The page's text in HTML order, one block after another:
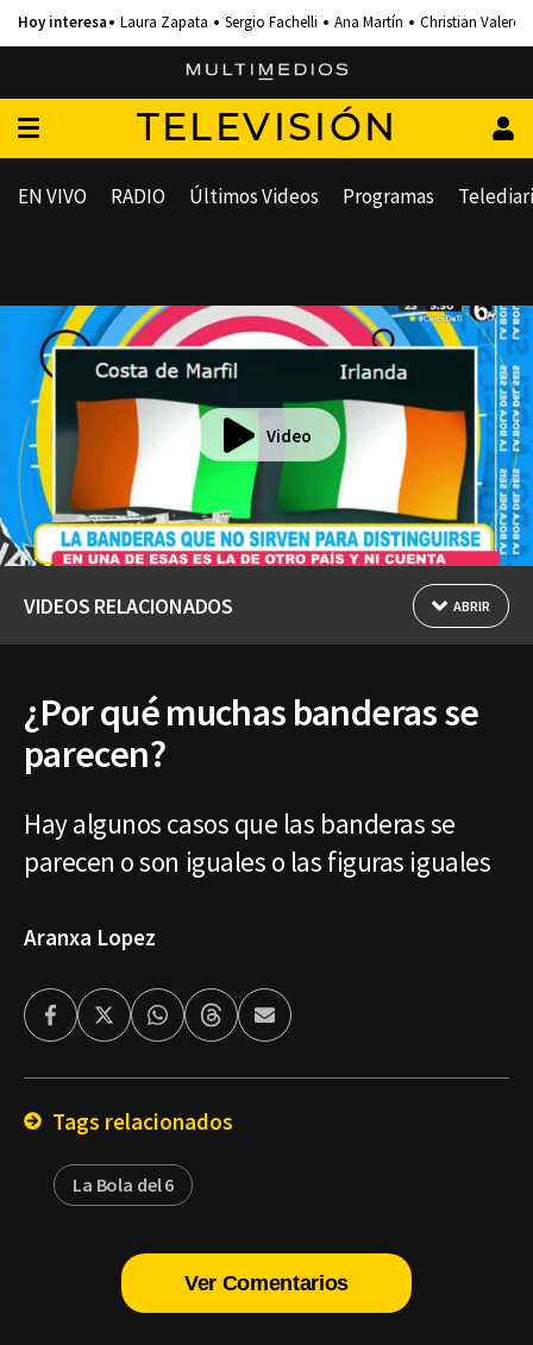
Laura Zapata Sergio Fachelli Ana Martín Christian Valero
TELEVISIÓN
EN VIVO RADIO Últimos Videos Programas
Video
VIDEOS RELACIONADOS ABRIR
¿Por qué muchas banderas se
parecen?
Hay algunos casos que las banderas se
parecen o son iguales o las figuras iguales
Aranxa Lopez
FacebookTwitterWhatsappThreadsEnviar
por
Tags relacionados
La Bola del 6
Ver Comentarios